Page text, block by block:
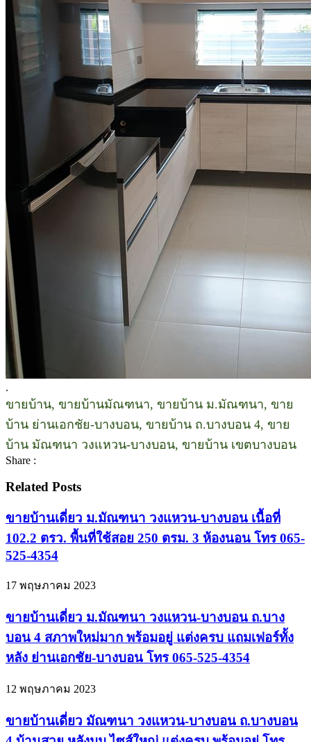
.
ขายบ้าน, ขายบ้านมัณฑนา, ขายบ้าน ม.มัณฑนา, ขาย
บ้าน ย่านเอกชัย-บางบอน, ขายบ้าน ถ.บางบอน 4, ขาย
บ้าน มัณฑนา วงแหวน-บางบอน, ขายบ้าน เขตบางบอน
Share :
Related Posts
ขายบ้านเดี่ยว ม.มัณฑนา วงแหวน-บางบอน เนื้อที่
102.2 ตรว. พื้นที่ใช้สอย 250 ตรม. 3 ห้องนอน โทร 065-
525-4354
17 พฤษภาคม 2023
ขายบ้านเดี่ยว ม.มัณฑนา วงแหวน-บางบอน ถ.บาง
บอน 4 สภาพใหม่มาก พร้อมอยู่ แต่งครบ แถมเฟอร์ทั้ง
หลัง ย่านเอกชัย-บางบอน โทร 065-525-4354
12 พฤษภาคม 2023
ขายบ้านเดี่ยว มัณฑนา วงแหวน-บางบอน ถ.บางบอน